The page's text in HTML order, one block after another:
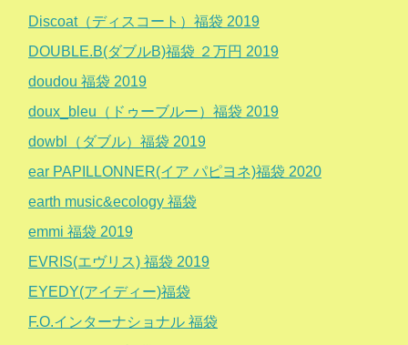
Discoat（ディスコート）福袋 2019
DOUBLE.B(ダブルB)福袋 ２万円 2019
doudou 福袋 2019
doux_bleu（ドゥーブルー）福袋 2019
dowbl（ダブル）福袋 2019
ear PAPILLONNER(イア パピヨネ)福袋 2020
earth music&ecology 福袋
emmi 福袋 2019
EVRIS(エヴリス) 福袋 2019
EYEDY(アイディー)福袋
F.O.インターナショナル 福袋